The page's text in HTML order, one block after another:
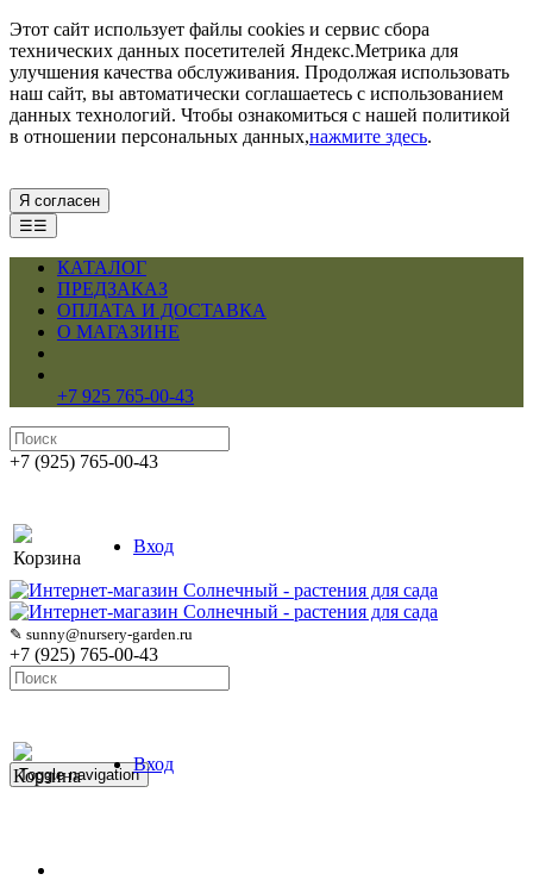
Этот сайт использует файлы cookies и сервис сбора
технических данных посетителей Яндекс.Метрика для
улучшения качества обслуживания. Продолжая использовать
наш сайт, вы автоматически соглашаетесь с использованием
данных технологий. Чтобы ознакомиться с нашей политикой
в отношении персональных данных,нажмите здесь.
Я согласен
☰☰
КАТАЛОГ
ПРЕДЗАКАЗ
ОПЛАТА И ДОСТАВКА
О МАГАЗИНЕ
+7 925 765-00-43
+7 (925) 765-00-43
Корзина
Вход
✎ sunny@nursery-garden.ru
+7 (925) 765-00-43
Корзина
Вход
Toggle navigation